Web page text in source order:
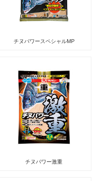
チヌパワースペシャルMP
チヌパワー激重